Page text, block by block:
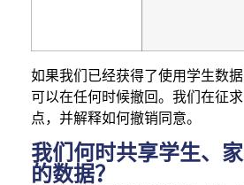
如果我们已经获得了使用学生数
可以在任何时候撤回。我们在征
点，并解释如何撤销同意。
我们何时共享学生、
的数据？